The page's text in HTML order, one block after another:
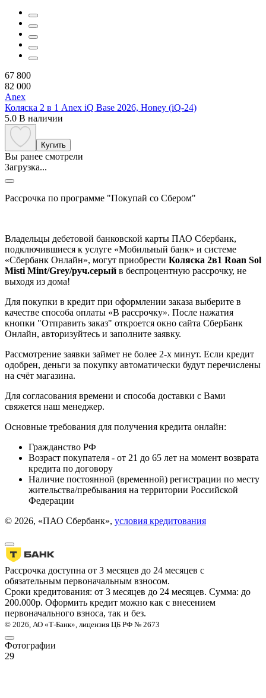
67 800
82 000
Anex
Коляска 2 в 1 Anex iQ Base 2026, Honey (iQ-24)
5.0 В наличии
Купить
Вы ранее смотрели
Загрузка...
Рассрочка по программе "Покупай со Сбером"
Владельцы дебетовой банковской карты ПАО Сбербанк,
подключившиеся к услуге «Мобильный банк» и системе
«Сбербанк Онлайн», могут приобрести Коляска 2в1 Roan Sol
Misti Mint/Grey/руч.серый в беспроцентную рассрочку, не
выходя из дома!
Для покупки в кредит при оформлении заказа выберите в
качестве способа оплаты «В рассрочку». После нажатия
кнопки "Отправить заказ" откроется окно сайта СберБанк
Онлайн, авторизуйтесь и заполните заявку.
Рассмотрение заявки займет не более 2-х минут. Если кредит
одобрен, деньги за покупку автоматически будут перечислены
на счёт магазина.
Для согласования времени и способа доставки с Вами
свяжется наш менеджер.
Основные требования для получения кредита онлайн:
Гражданство РФ
Возраст покупателя - от 21 до 65 лет на момент возврата
кредита по договору
Наличие постоянной (временной) регистрации по месту
жительства/пребывания на территории Российской
Федерации
© 2026, «ПАО Сбербанк», условия кредитования
Рассрочка доступна от 3 месяцев до 24 месяцев с
обязательным первоначальным взносом.
Сроки кредитования: от 3 месяцев до 24 месяцев. Сумма: до
200.000р. Оформить кредит можно как с внесением
первоначального взноса, так и без.
© 2026, АО «Т-Банк», лицензия ЦБ РФ № 2673
Фотографии
29